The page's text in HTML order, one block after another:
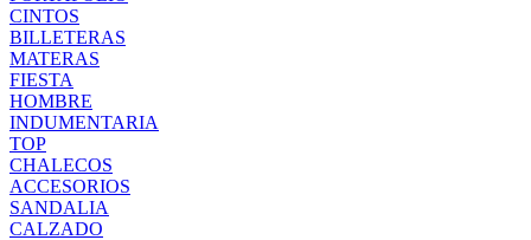
CINTOS
BILLETERAS
MATERAS
FIESTA
HOMBRE
INDUMENTARIA
TOP
CHALECOS
ACCESORIOS
SANDALIA
CALZADO